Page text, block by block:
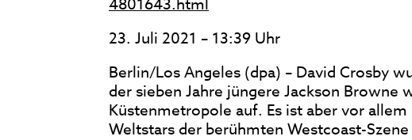
23. Juli 2021 – 13:39 Uhr
Berlin/Los Angeles (dpa) – David Crosby
der sieben Jahre jüngere Jackson Browne
Küstenmetropole auf. Es ist aber vor
Weltstars der berühmten Westcoast-